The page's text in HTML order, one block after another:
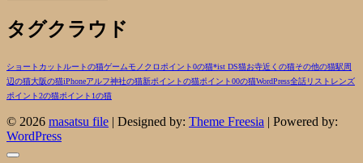
ゴ
リ
タグクラウド
ショートカットルートの猫ゲームモノクロ ポイント0の猫*ist DS猫お寺近くの猫その他の猫駅周
辺の猫大阪の猫iPhoneアルフ神社の猫新ポイントの猫ポイント00の猫WordPress全話リスト レンズ
ポイント2の猫ポイント1の猫
© 2026 masatsu file | Designed by: Theme Freesia | Powered by:
WordPress